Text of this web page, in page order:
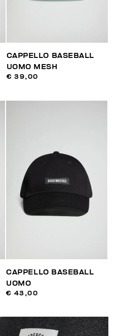
CAPPELLO BASEBALL
UOMO MESH
€ 39,00
CAPPELLO BASEBALL
UOMO
€ 43,00